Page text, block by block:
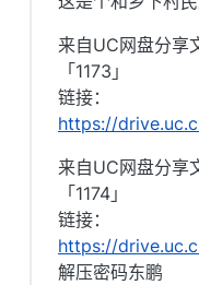
来自UC网盘分享
「1173」
链接：
https://
来自UC网盘分享
「1174」
链接：
https://
解压密码东鹏